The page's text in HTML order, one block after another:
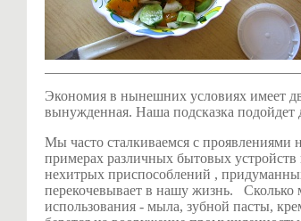
Экономия в нынешних условиях имеет
вынужденная. Наша подсказка подойдет
Мы часто сталкиваемся с проявлениями
примерах различных бытовых
нехитрых приспособлений ,
перекочевывает в нашу жизнь. Сколько
использования - мыла, зубной пасты,